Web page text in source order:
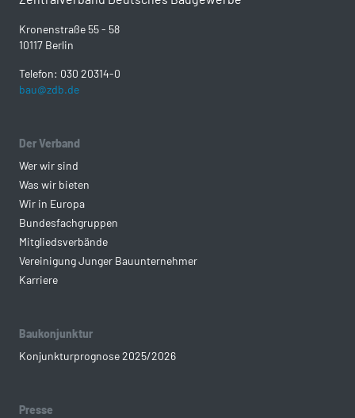
Kronenstraße 55 - 58
10117 Berlin
Telefon: 030 20314-0
bau@zdb.de
Der Verband
Wer wir sind
Was wir bieten
Wir in Europa
Bundesfachgruppen
Mitgliedsverbände
Vereinigung Junger Bauunternehmer
Karriere
Baukonjunktur
Konjunkturprognose 2025/2026
Presse